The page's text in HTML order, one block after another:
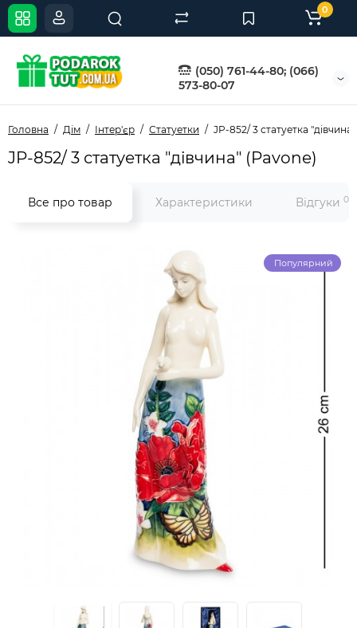
(050) 761-44-80; (066)
573-80-07
0
Головна Дім Інтер'єр Статуетки JP-852/ 3 статуетка
JP-852/ 3 статуетка "дівчина" (Pavone)
Все про товар Характеристики Відгуки 0
Популярний